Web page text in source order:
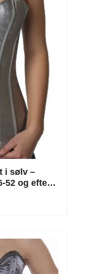
i sølv –
52 og efter